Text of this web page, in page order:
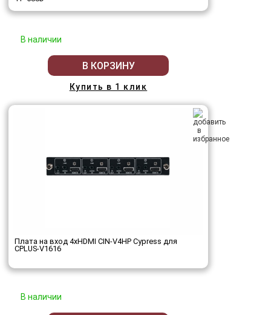
В наличии
В КОРЗИНУ
Купить в 1 клик
Плата на вход 4хHDMI CIN-V4HP Cypress для
CPLUS-V1616
В наличии